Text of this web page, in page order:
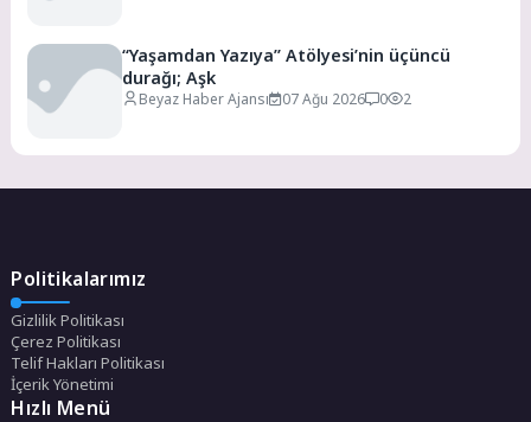
“Yaşamdan Yazıya” Atölyesi’nin üçüncü
durağı; Aşk
Beyaz Haber Ajansı 07 Ağu 2026 0 2
Politikalarımız
Gizlilik Politikası
Çerez Politikası
Telif Hakları Politikası
İçerik Yönetimi
Hızlı Menü